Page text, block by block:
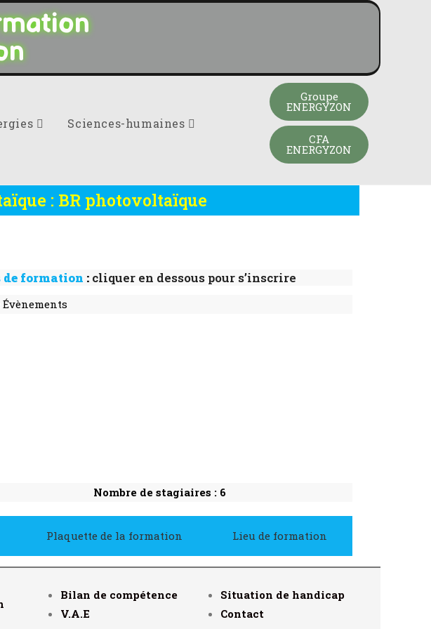
Sciences-humaines
Groupe
ENERGYZON
CFA
ENERGYZON
: BR photovoltaïque
de formation : cliquer en dessous pour s’inscrire
Évènements
Nombre de stagiaires : 6
Plaquette de la formation Lieu de formation
Bilan de compétence
V.A.E
Situation de handicap
Contact